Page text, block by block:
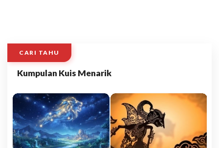
CARI TAHU
Kumpulan Kuis Menarik